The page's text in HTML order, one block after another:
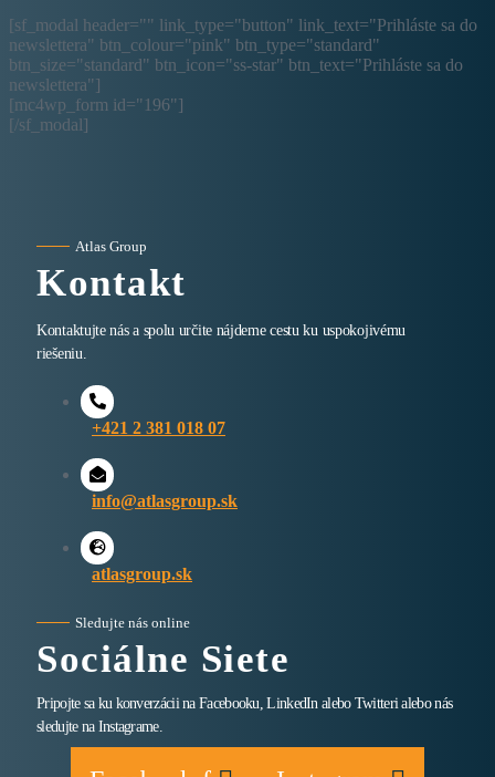
[sf_modal header="" link_type="button" link_text="Prihláste sa do
newslettera" btn_colour="pink" btn_type="standard"
btn_size="standard" btn_icon="ss-star" btn_text="Prihláste sa do
newslettera"]
[mc4wp_form id="196"]
[/sf_modal]
Atlas Group
Kontakt
Kontaktujte nás a spolu určite nájdeme cestu ku uspokojivému
riešeniu.
+421 2 381 018 07
info@atlasgroup.sk
atlasgroup.sk
Sledujte nás online
Sociálne Siete
Pripojte sa ku konverzácii na Facebooku, LinkedIn alebo Twitteri alebo nás
sledujte na Instagrame.